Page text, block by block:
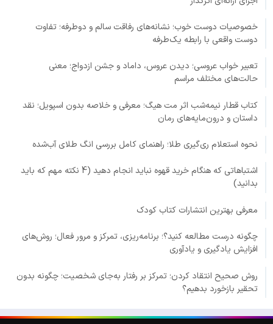
خصوصیات دوست خوب؛ نشانه‌های رفاقت سالم و دوطرفه؛ تفاوت
دوست واقعی با رابطه یک‌طرفه
تعبیر خواب عروسی؛ دیدن عروس، داماد و جشن ازدواج؛ معنی
حالت‌های مختلف مراسم
کتاب قطار نیمه‌شب اثر مت هیگ؛ معرفی و خلاصه بدون اسپویل؛ نقد
داستان و درون‌مایه‌های رمان
نحوه استعلام ری‌گیری طلا؛ راهنمای کامل بررسی انگ طلای آب‌شده
اشتباهاتی که هنگام خرید قهوه نباید انجام دهید (4 نکته مهم که باید
بدانید)
معرفی بهترین انتشارات کتاب کودک
چگونه درست مطالعه کنید؟؛ برنامه‌ریزی، تمرکز و مرور فعال؛ روش‌های
افزایش یادگیری و یادآوری
روش صحیح انتقاد کردن؛ تمرکز بر رفتار به‌جای شخصیت؛ چگونه بدون
تحقیر بازخورد بدهیم؟